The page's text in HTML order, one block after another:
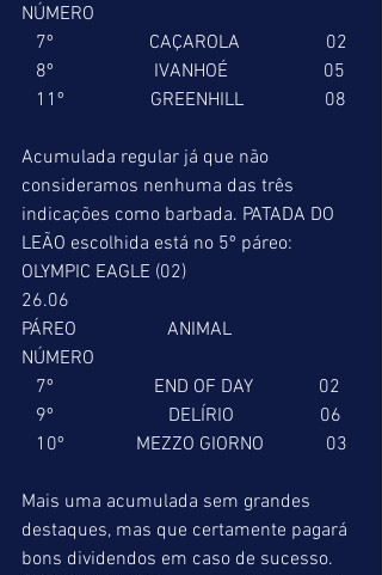
NÚMERO
   7º                    CAÇAROLA                  02
   8º                     IVANHOÉ                    05
   11º                  GREENHILL                 08
Acumulada regular já que não
consideramos nenhuma das três
indicações como barbada. PATADA DO
LEÃO escolhida está no 5º páreo:
OLYMPIC EAGLE (02)
26.06
PÁREO                   ANIMAL
NÚMERO
   7º                     END OF DAY              02
   9º                        DELÍRIO                  06
   10º               MEZZO GIORNO             03
Mais uma acumulada sem grandes
destaques, mas que certamente pagará
bons dividendos em caso de sucesso.